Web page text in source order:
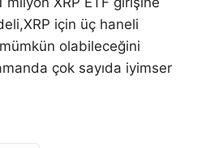
için üç haneli
olabileceğini
çok sayıda iyimser